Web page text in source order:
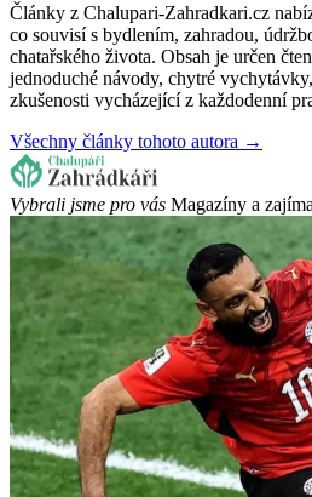
Články z Chalupari-Zahradkari.cz
co souvisí s bydlením, zahradou,
chatařského života. Obsah je určen
jednoduché návody, chytré
zkušenosti vycházející z každodenní
Všechny články tohoto autora →
Vybrali jsme pro vás Magazíny a